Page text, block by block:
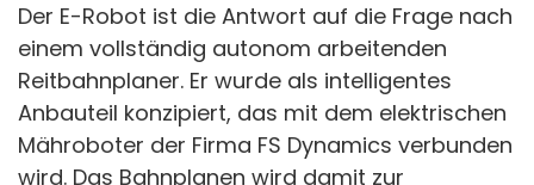
Der E-Robot ist die Antwort auf die Frage nach
einem vollständig autonom arbeitenden
Reitbahnplaner. Er wurde als intelligentes
Anbauteil konzipiert, das mit dem elektrischen
Mähroboter der Firma FS Dynamics verbunden
wird. Das Bahnplanen wird damit zur